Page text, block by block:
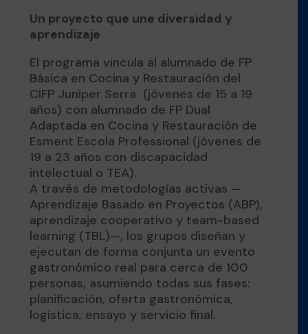
Un proyecto que une diversidad y
aprendizaje
El programa vincula al alumnado de FP
Básica en Cocina y Restauración del
CIFP Juníper Serra (jóvenes de 15 a 19
años) con alumnado de FP Dual
Adaptada en Cocina y Restauración de
Esment Escola Professional (jóvenes de
19 a 23 años con discapacidad
intelectual o TEA).
A través de metodologías activas —
Aprendizaje Basado en Proyectos (ABP),
aprendizaje cooperativo y team-based
learning (TBL)—, los grupos diseñan y
ejecutan de forma conjunta un evento
gastronómico real para cerca de 100
personas, asumiendo todas sus fases:
planificación, oferta gastronómica,
logística, ensayo y servicio final.